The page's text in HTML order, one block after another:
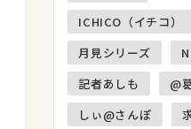
ICHICO（イチコ）
月見シリーズ
記者あしも
@
しぃ@さんぽ